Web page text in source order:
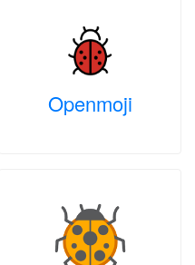
Openmoji